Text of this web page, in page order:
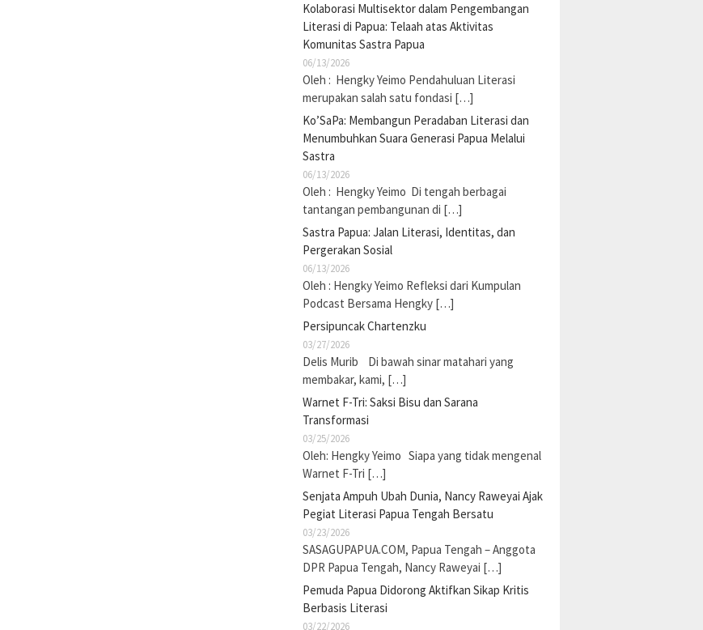
Kolaborasi Multisektor dalam Pengembangan
Literasi di Papua: Telaah atas Aktivitas
Komunitas Sastra Papua
06/13/2026
Oleh : Hengky Yeimo Pendahuluan Literasi
merupakan salah satu fondasi […]
Ko’SaPa: Membangun Peradaban Literasi dan
Menumbuhkan Suara Generasi Papua Melalui
Sastra
06/13/2026
Oleh : Hengky Yeimo Di tengah berbagai
tantangan pembangunan di […]
Sastra Papua: Jalan Literasi, Identitas, dan
Pergerakan Sosial
06/13/2026
Oleh : Hengky Yeimo Refleksi dari Kumpulan
Podcast Bersama Hengky […]
Persipuncak Chartenzku
03/27/2026
Delis Murib Di bawah sinar matahari yang
membakar, kami, […]
Warnet F-Tri: Saksi Bisu dan Sarana
Transformasi
03/25/2026
Oleh: Hengky Yeimo Siapa yang tidak mengenal
Warnet F-Tri […]
Senjata Ampuh Ubah Dunia, Nancy Raweyai Ajak
Pegiat Literasi Papua Tengah Bersatu
03/23/2026
SASAGUPAPUA.COM, Papua Tengah – Anggota
DPR Papua Tengah, Nancy Raweyai […]
Pemuda Papua Didorong Aktifkan Sikap Kritis
Berbasis Literasi
03/22/2026